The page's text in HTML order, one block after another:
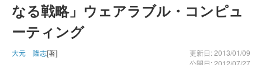
なる戦略」ウェアラブル・コンピュ
ーティング
大元 隆志[著]
更新日: 2013/01/09
公開日: 2012/07/27